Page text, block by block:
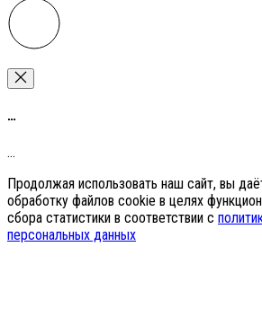
…
…
Продолжая использовать наш сайт, вы
обработку файлов cookie в целях
сбора статистики в соответствии с
персональных данных